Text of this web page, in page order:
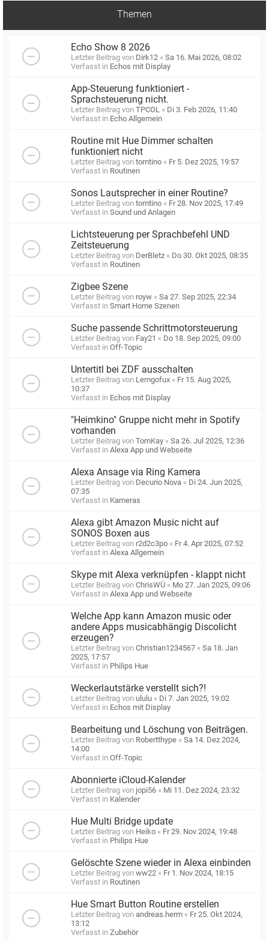
Themen
Echo Show 8 2026
Letzter Beitrag von Dirk12 « Sa 16. Mai 2026, 08:02
Verfasst in Echos mit Display
App-Steuerung funktioniert -
Sprachsteuerung nicht.
Letzter Beitrag von TPCOL « Di 3. Feb 2026, 11:40
Verfasst in Echo Allgemein
Routine mit Hue Dimmer schalten
funktioniert nicht
Letzter Beitrag von tomtino « Fr 5. Dez 2025, 19:57
Verfasst in Routinen
Sonos Lautsprecher in einer Routine?
Letzter Beitrag von tomtino « Fr 28. Nov 2025, 17:49
Verfasst in Sound und Anlagen
Lichtsteuerung per Sprachbefehl UND
Zeitsteuerung
Letzter Beitrag von DerBletz « Do 30. Okt 2025, 08:35
Verfasst in Routinen
Zigbee Szene
Letzter Beitrag von royw « Sa 27. Sep 2025, 22:34
Verfasst in Smart Home Szenen
Suche passende Schrittmotorsteuerung
Letzter Beitrag von Fay21 « Do 18. Sep 2025, 09:00
Verfasst in Off-Topic
Untertitl bei ZDF ausschalten
Letzter Beitrag von Lemgofux « Fr 15. Aug 2025,
10:37
Verfasst in Echos mit Display
"Heimkino" Gruppe nicht mehr in Spotify
vorhanden
Letzter Beitrag von TomKay « Sa 26. Jul 2025, 12:36
Verfasst in Alexa App und Webseite
Alexa Ansage via Ring Kamera
Letzter Beitrag von Decurio Nova « Di 24. Jun 2025,
07:35
Verfasst in Kameras
Alexa gibt Amazon Music nicht auf
SONOS Boxen aus
Letzter Beitrag von r2d2c3po « Fr 4. Apr 2025, 07:52
Verfasst in Alexa Allgemein
Skype mit Alexa verknüpfen - klappt nicht
Letzter Beitrag von ChrisWÜ « Mo 27. Jan 2025, 09:06
Verfasst in Alexa App und Webseite
Welche App kann Amazon music oder
andere Apps musicabhängig Discolicht
erzeugen?
Letzter Beitrag von Christian1234567 « Sa 18. Jan
2025, 17:57
Verfasst in Philips Hue
Weckerlautstärke verstellt sich?!
Letzter Beitrag von ululu « Di 7. Jan 2025, 19:02
Verfasst in Echos mit Display
Bearbeitung und Löschung von Beiträgen.
Letzter Beitrag von Robertthype « Sa 14. Dez 2024,
14:00
Verfasst in Off-Topic
Abonnierte iCloud-Kalender
Letzter Beitrag von jopi56 « Mi 11. Dez 2024, 23:32
Verfasst in Kalender
Hue Multi Bridge update
Letzter Beitrag von Heiko « Fr 29. Nov 2024, 19:48
Verfasst in Philips Hue
Gelöschte Szene wieder in Alexa einbinden
Letzter Beitrag von ww22 « Fr 1. Nov 2024, 18:15
Verfasst in Routinen
Hue Smart Button Routine erstellen
Letzter Beitrag von andreas.herm « Fr 25. Okt 2024,
13:12
Verfasst in Zubehör